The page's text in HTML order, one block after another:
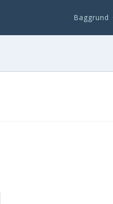
Baggrund